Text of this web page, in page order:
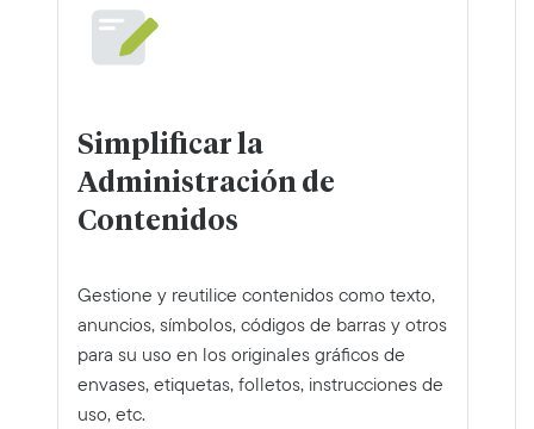
Simplificar la
Administración de
Contenidos
Gestione y reutilice contenidos como texto,
anuncios, símbolos, códigos de barras y otros
para su uso en los originales gráficos de
envases, etiquetas, folletos, instrucciones de
uso, etc.